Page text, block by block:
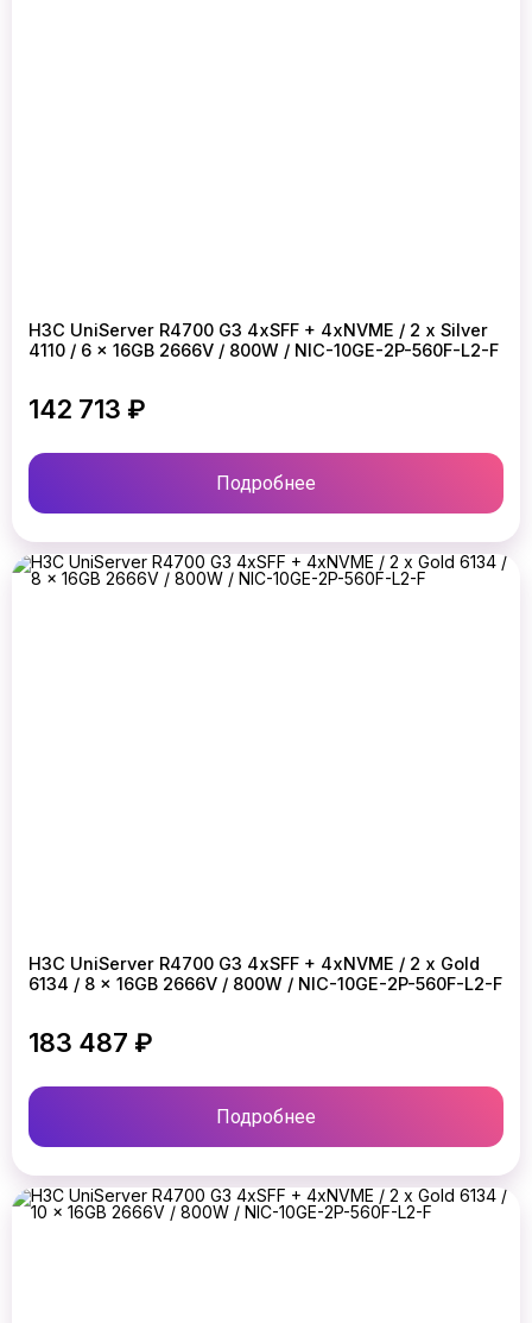
H3C UniServer R4700 G3 4xSFF + 4xNVME / 2 x Silver
4110 / 6 x 16GB 2666V / 800W / NIC-10GE-2P-560F-L2-F
142 713 ₽
Подробнее
H3C UniServer R4700 G3 4xSFF + 4xNVME / 2 x Gold
6134 / 8 x 16GB 2666V / 800W / NIC-10GE-2P-560F-L2-F
183 487 ₽
Подробнее